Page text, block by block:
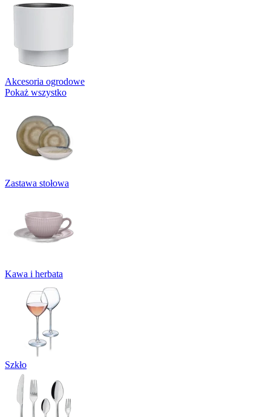
Akcesoria ogrodowe
Pokaż wszystko
Zastawa stołowa
Kawa i herbata
Szkło